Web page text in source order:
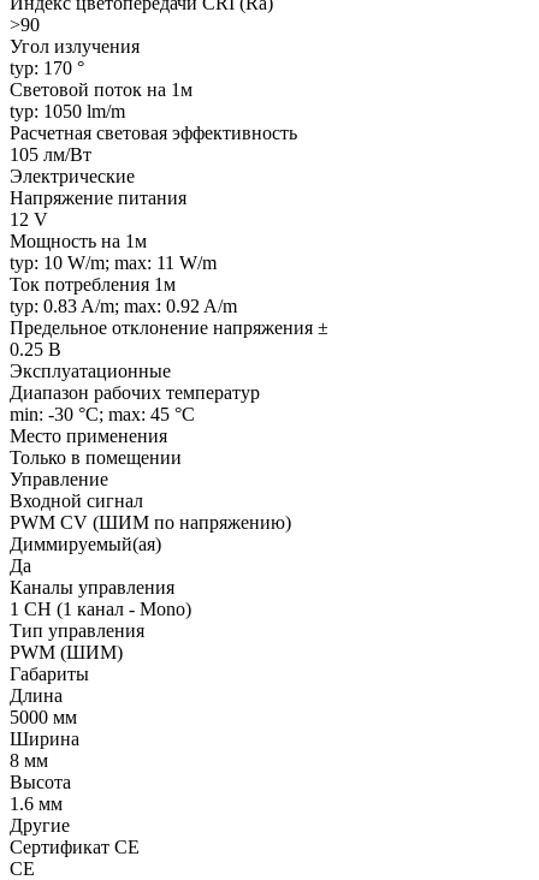
>90
Угол излучения
typ: 170 °
Световой поток на 1м
typ: 1050 lm/m
Расчетная световая эффективность
105 лм/Вт
Электрические
Напряжение питания
12 V
Мощность на 1м
typ: 10 W/m; max: 11 W/m
Ток потребления 1м
typ: 0.83 A/m; max: 0.92 A/m
Предельное отклонение напряжения ±
0.25 В
Эксплуатационные
Диапазон рабочих температур
min: -30 °C; max: 45 °C
Место применения
Только в помещении
Управление
Входной сигнал
PWM СV (ШИМ по напряжению)
Диммируемый(ая)
Да
Каналы управления
1 CH (1 канал - Mono)
Тип управления
PWM (ШИМ)
Габариты
Длина
5000 мм
Ширина
8 мм
Высота
1.6 мм
Другие
Сертификат CE
CE